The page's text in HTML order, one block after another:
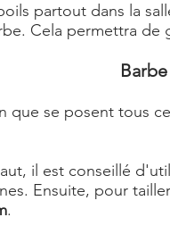
partout dans la
. Cela permettra de
que se posent tous
il est conseillé
Ensuite, pour
.